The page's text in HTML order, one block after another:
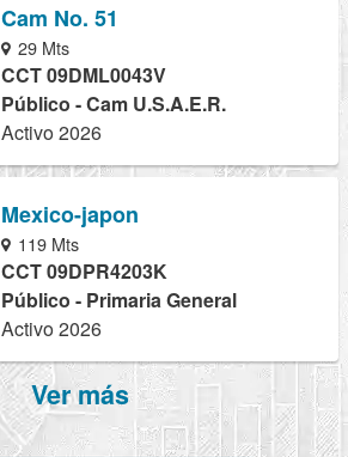
Cam No. 51
29 Mts
CCT 09DML0043V
Público - Cam U.S.A.E.R.
Activo 2026
Mexico-japon
119 Mts
CCT 09DPR4203K
Público - Primaria General
Activo 2026
Ver más